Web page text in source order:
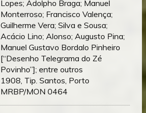
Lopes; Adolpho Braga; Manuel
Monterroso; Francisco Valença;
Guilherme Vera; Silva e Sousa;
Acácio Lino; Alonso; Augusto Pina;
Manuel Gustavo Bordalo Pinheiro
[“Desenho Telegrama do Zé
Povinho”]; entre outros
1908, Tip. Santos, Porto
MRBP/MON 0464